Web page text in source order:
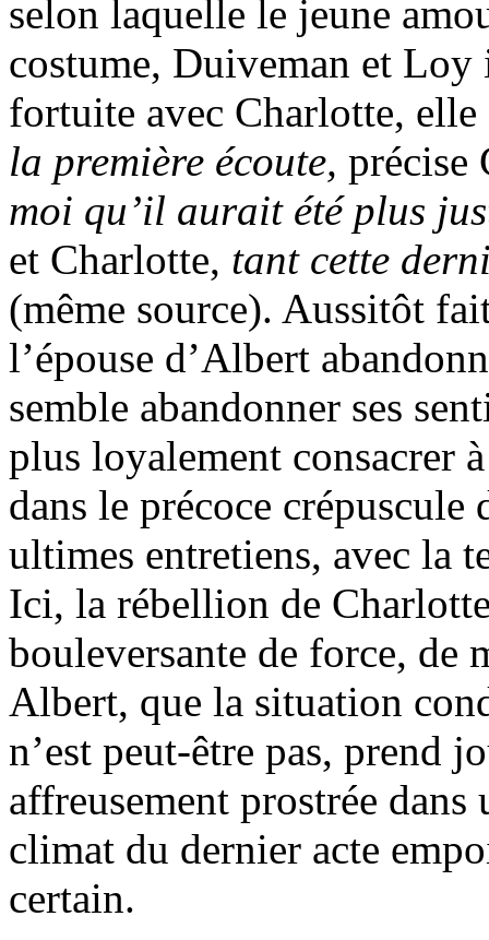
selon laquelle le jeune
costume, Duiveman et
fortuite avec Charlotte,
la première écoute,
moi qu’il aurait été plus
et Charlotte, tant cette
(même source). Aussitôt
l’épouse d’Albert
semble abandonner ses
plus loyalement consacrer
dans le précoce
ultimes entretiens, avec la
Ici, la rébellion de
bouleversante de force, de
Albert, que la situation
n’est peut-être pas, prend
affreusement prostrée
climat du dernier acte
certain.